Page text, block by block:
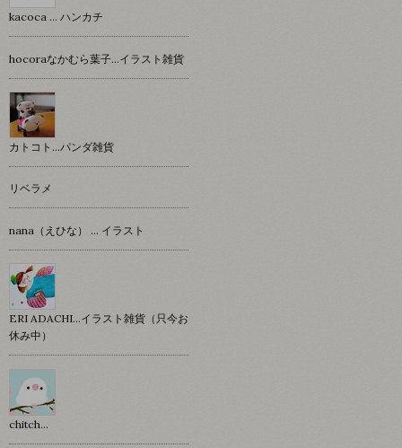
kacoca ... ハンカチ
hocoraなかむら葉子…イラスト雑貨
カトコト…パンダ雑貨
リベラメ
nana（えひな） … イラスト
ERI ADACHI...イラスト雑貨（只今お
休み中）
chitch…